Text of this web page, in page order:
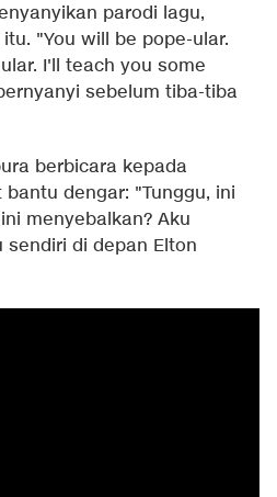
parodi lagu,
"You will be pope-ular.
I'll teach you some
sebelum tiba-tiba
berbicara kepada
dengar: "Tunggu, ini
menyebalkan? Aku
di depan Elton